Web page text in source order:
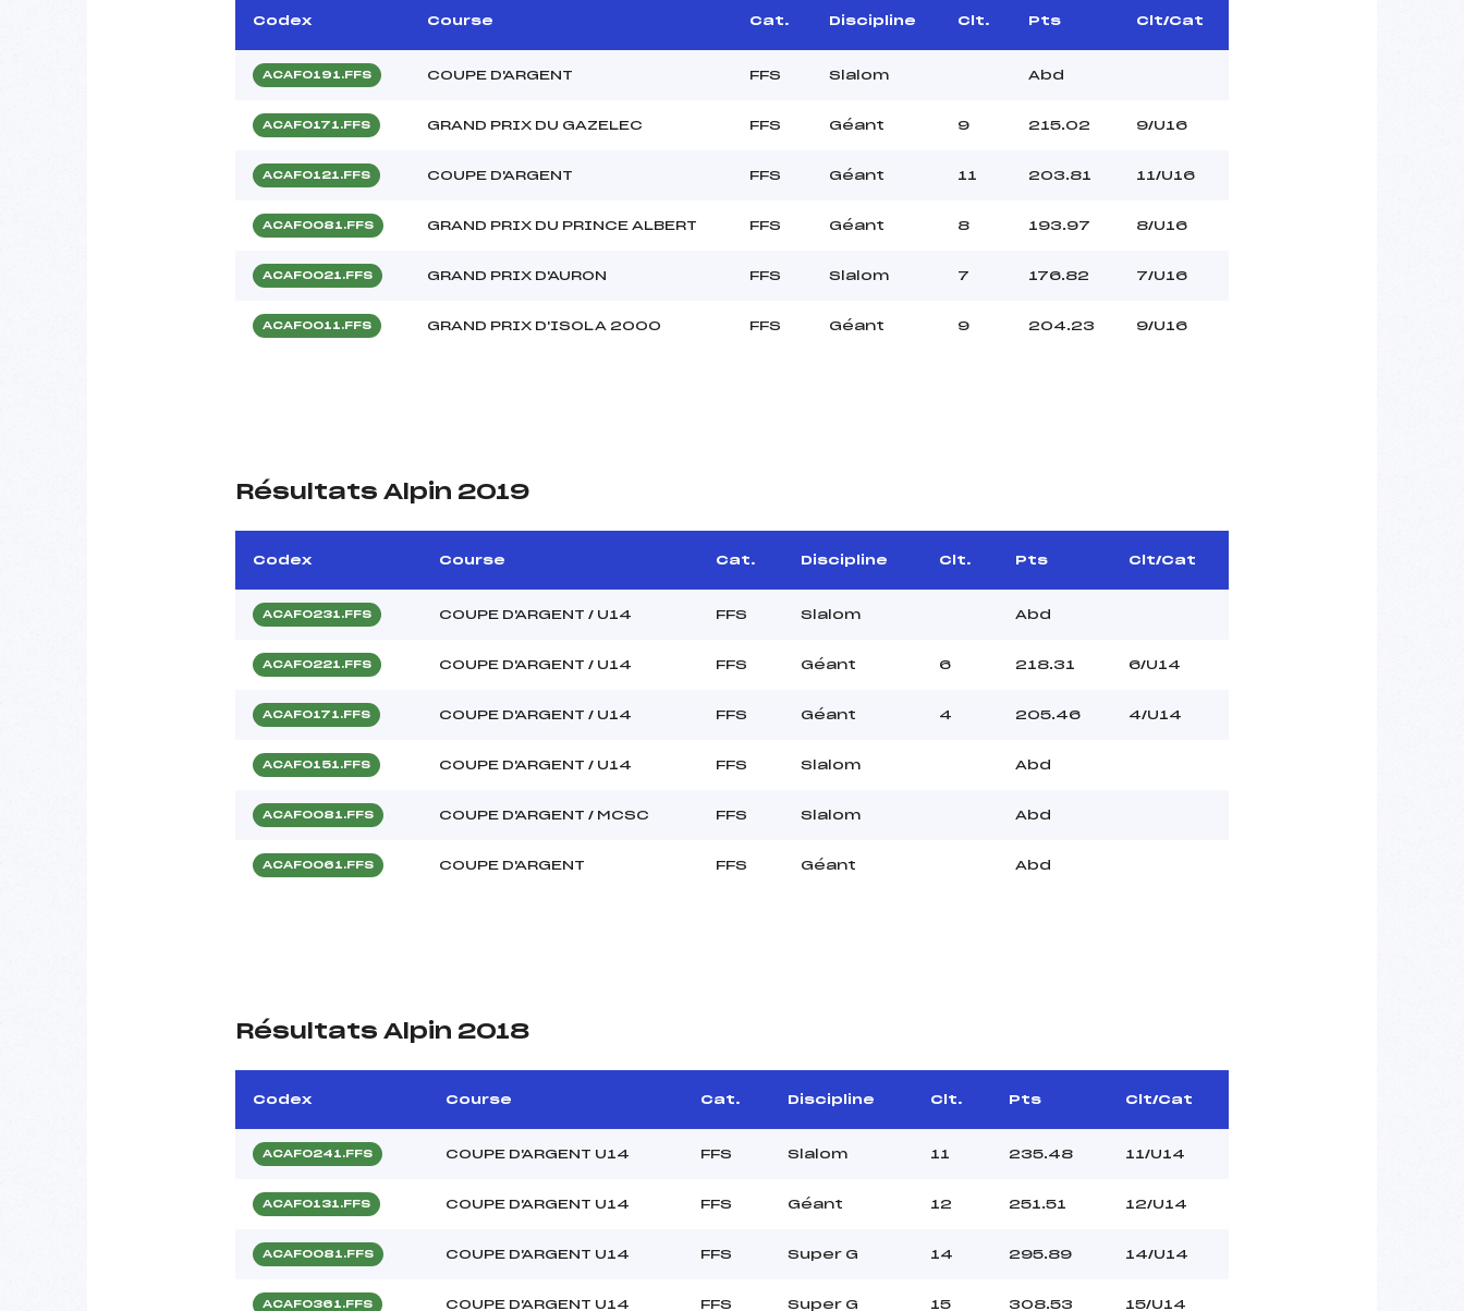
Codex Course Cat. Discipline Clt. Pts Clt/Cat
ACAF0191.FFS COUPE D'ARGENT FFS Slalom Abd
ACAF0171.FFS GRAND PRIX DU GAZELEC FFS Géant 9 215.02 9/U16
ACAF0121.FFS COUPE D'ARGENT FFS Géant 11 203.81 11/U16
ACAF0081.FFS GRAND PRIX DU PRINCE ALBERT FFS Géant 8 193.97 8/U16
ACAF0021.FFS GRAND PRIX D'AURON FFS Slalom 7 176.82 7/U16
ACAF0011.FFS GRAND PRIX D'ISOLA 2000 FFS Géant 9 204.23 9/U16
Résultats Alpin 2019
Codex Course Cat. Discipline Clt. Pts Clt/Cat
ACAF0231.FFS COUPE D'ARGENT / U14 FFS Slalom Abd
ACAF0221.FFS COUPE D'ARGENT / U14 FFS Géant 6 218.31 6/U14
ACAF0171.FFS COUPE D'ARGENT / U14 FFS Géant 4 205.46 4/U14
ACAF0151.FFS COUPE D'ARGENT / U14 FFS Slalom Abd
ACAF0081.FFS COUPE D'ARGENT / MCSC FFS Slalom Abd
ACAF0061.FFS COUPE D'ARGENT FFS Géant Abd
Résultats Alpin 2018
Codex Course Cat. Discipline Clt. Pts Clt/Cat
ACAF0241.FFS COUPE D'ARGENT U14 FFS Slalom 11 235.48 11/U14
ACAF0131.FFS COUPE D'ARGENT U14 FFS Géant 12 251.51 12/U14
ACAF0081.FFS COUPE D'ARGENT U14 FFS Super G 14 295.89 14/U14
ACAF0361.FFS COUPE D'ARGENT U14 FFS Super G 15 308.53 15/U14